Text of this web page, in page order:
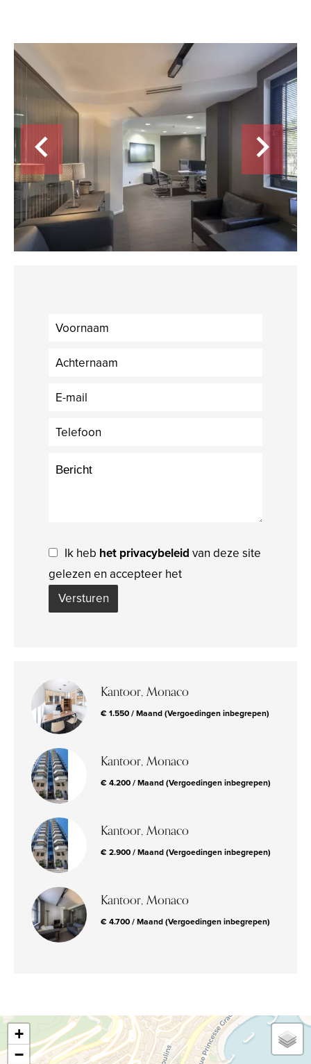
Ik heb het privacybeleid van deze site
gelezen en accepteer het
Versturen
Kantoor, Monaco
€ 1.550 / Maand (Vergoedingen inbegrepen)
Kantoor, Monaco
€ 4.200 / Maand (Vergoedingen inbegrepen)
Kantoor, Monaco
€ 2.900 / Maand (Vergoedingen inbegrepen)
Kantoor, Monaco
€ 4.700 / Maand (Vergoedingen inbegrepen)
+
−